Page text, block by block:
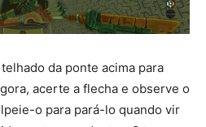
da ponte acima para
acerte a flecha e observe o
o para pará-lo quando vir